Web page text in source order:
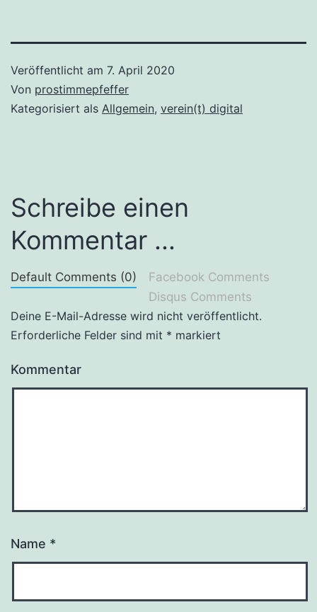
Veröffentlicht am 7. April 2020
Von prostimmepfeffer
Kategorisiert als Allgemein, verein(t) digital
Schreibe einen
Kommentar ...
Default Comments (0)
Facebook Comments
Disqus Comments
Deine E-Mail-Adresse wird nicht veröffentlicht.
Erforderliche Felder sind mit * markiert
Kommentar
Name *